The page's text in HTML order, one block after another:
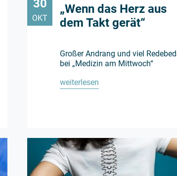
30
OKT
„Wenn das Herz aus
dem Takt gerät“
Großer Andrang und viel
bei „Medizin am Mittwoch“
weiterlesen